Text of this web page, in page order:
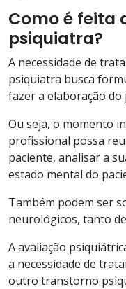
Como é feita
psiquiatra?
A necessidade de
psiquiatra busca
fazer a elaboração
Ou seja, o momento
profissional possa
paciente, analisar a
estado mental do
Também podem ser
neurológicos, tanto
A avaliação
a necessidade de
outro transtorno